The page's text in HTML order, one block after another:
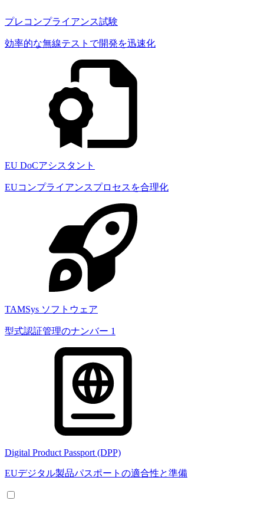
プレコンプライアンス試験
効率的な無線テストで開発を迅速化
EU DoCアシスタント
EUコンプライアンスプロセスを合理化
TAMSys ソフトウェア
型式認証管理のナンバー 1
Digital Product Passport (DPP)
EUデジタル製品パスポートの適合性と準備